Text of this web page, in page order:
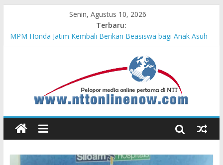
Senin, Agustus 10, 2026
Terbaru:
Memeriahkan HUT ke-81 RI, Warga Desa Ta’aba-Malaka
Bangun Gapura Unik
Buktikan Kencangnya CBR series, Pebalap Astra Honda Raih
Kemenangan di Mandalika
Dari Pemula hingga Juara Nasional, Daya Fawziya Buktikan
Pentingnya Edukasi Safety Riding
Kebangsaan dan 198 Tim Gerak Jalan